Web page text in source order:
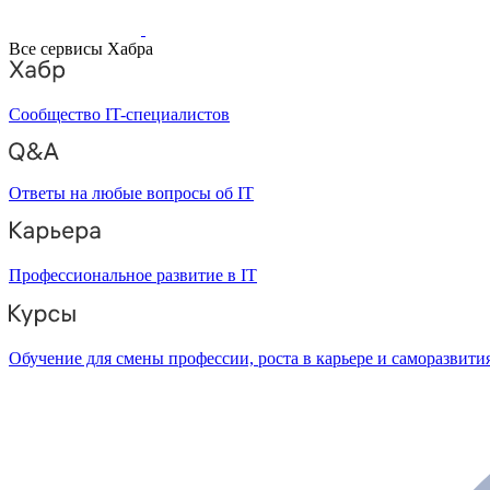
Все сервисы Хабра
Сообщество IT-специалистов
Ответы на любые вопросы об IT
Профессиональное развитие в IT
Обучение для смены профессии, роста в карьере и